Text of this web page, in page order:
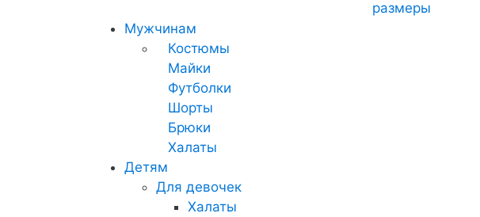
размеры
Мужчинам
Костюмы
Майки
Футболки
Шорты
Брюки
Халаты
Детям
Для девочек
Халаты